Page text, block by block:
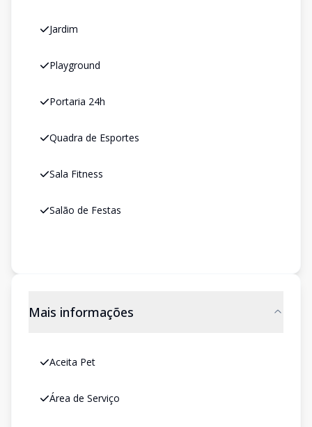
Jardim
Playground
Portaria 24h
Quadra de Esportes
Sala Fitness
Salão de Festas
Mais informações
Aceita Pet
Área de Serviço